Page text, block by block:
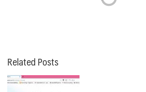
Related Posts